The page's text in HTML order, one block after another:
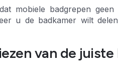
mobiele badgrepen
u de badkamer wilt
van de